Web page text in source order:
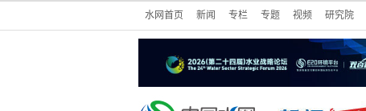
水网首页 新闻 专栏 专题 视频 研究院